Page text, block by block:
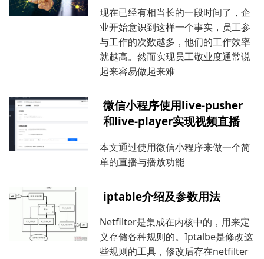
现在已经有相当长的一段时间了，企
业开始意识到这样一个事实，员工参
与工作的次数越多，他们的工作效率
就越高。然而实现员工敬业度通常说
起来容易做起来难
微信小程序使用live-pusher
和live-player实现视频直播
本文通过使用微信小程序来做一个简
单的直播与播放功能
iptable介绍及参数用法
Netfilter是集成在内核中的，用来定
义存储各种规则的。Iptalbe是修改这
些规则的工具，修改后存在netfilter